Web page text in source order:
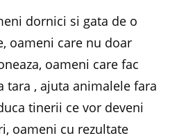
dornici si gata de o
oameni care nu doar
oameni care fac
tara , ajuta animalele fara
tinerii ce vor deveni
oameni cu rezultate